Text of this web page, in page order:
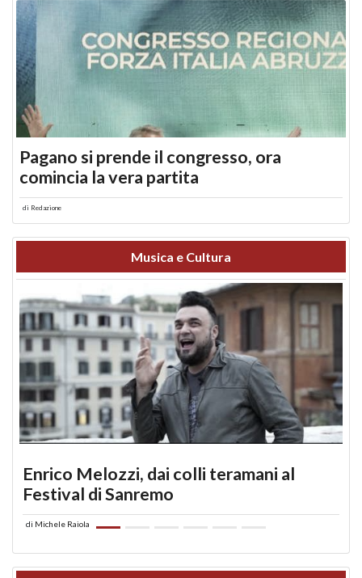
Pagano si prende il congresso, ora
comincia la vera partita
di Redazione
Musica e Cultura
Enrico Melozzi, dai colli teramani al
Festival di Sanremo
di Michele Raiola